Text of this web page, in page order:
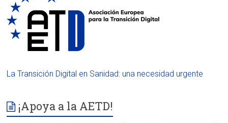
La Transición Digital en Sanidad: una necesidad urgente
¡Apoya a la AETD!